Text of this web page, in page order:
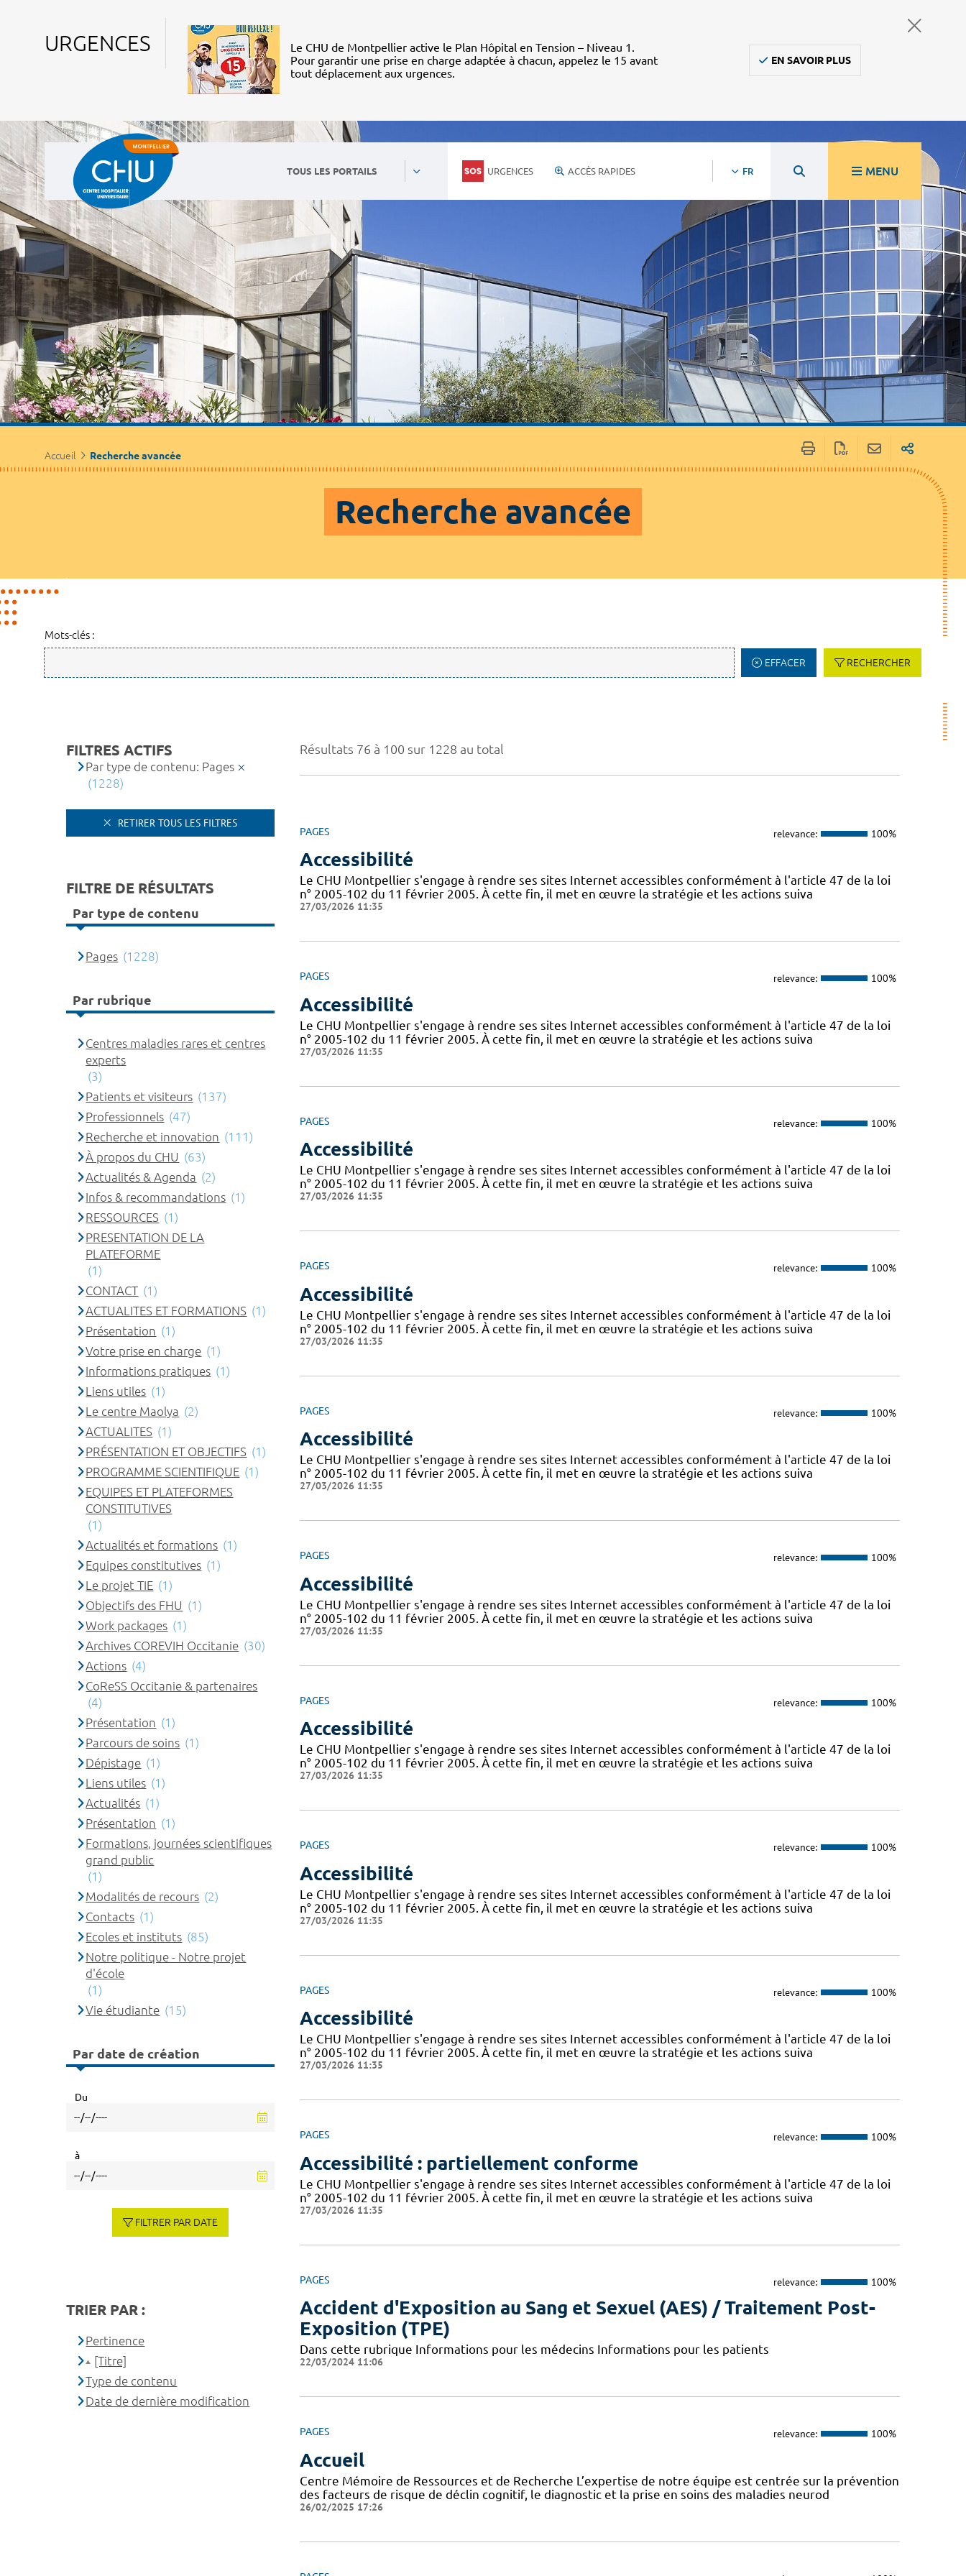
URGENCES
Le CHU de Montpellier active le Plan Hôpital en Tension – Niveau 1.
Pour garantir une prise en charge adaptée à chacun, appelez le 15 avant
tout déplacement aux urgences.
EN SAVOIR PLUS
TOUS LES PORTAILS URGENCES ACCÈS RAPIDES FR MENU
Accueil Recherche avancée
Recherche avancée
Mots-clés :
EFFACER RECHERCHER
Résultats 76 à 100 sur 1228 au total
PAGES relevance: 100%
Accessibilité
Le CHU Montpellier s'engage à rendre ses sites Internet accessibles conformément à l'article 47 de la loi
n° 2005-102 du 11 février 2005. À cette fin, il met en œuvre la stratégie et les actions suiva
27/03/2026 11:35
PAGES relevance: 100%
Accessibilité
Le CHU Montpellier s'engage à rendre ses sites Internet accessibles conformément à l'article 47 de la loi
n° 2005-102 du 11 février 2005. À cette fin, il met en œuvre la stratégie et les actions suiva
27/03/2026 11:35
PAGES relevance: 100%
Accessibilité
Le CHU Montpellier s'engage à rendre ses sites Internet accessibles conformément à l'article 47 de la loi
n° 2005-102 du 11 février 2005. À cette fin, il met en œuvre la stratégie et les actions suiva
27/03/2026 11:35
PAGES relevance: 100%
Accessibilité
Le CHU Montpellier s'engage à rendre ses sites Internet accessibles conformément à l'article 47 de la loi
n° 2005-102 du 11 février 2005. À cette fin, il met en œuvre la stratégie et les actions suiva
27/03/2026 11:35
PAGES relevance: 100%
Accessibilité
Le CHU Montpellier s'engage à rendre ses sites Internet accessibles conformément à l'article 47 de la loi
n° 2005-102 du 11 février 2005. À cette fin, il met en œuvre la stratégie et les actions suiva
27/03/2026 11:35
PAGES relevance: 100%
Accessibilité
Le CHU Montpellier s'engage à rendre ses sites Internet accessibles conformément à l'article 47 de la loi
n° 2005-102 du 11 février 2005. À cette fin, il met en œuvre la stratégie et les actions suiva
27/03/2026 11:35
PAGES relevance: 100%
Accessibilité
Le CHU Montpellier s'engage à rendre ses sites Internet accessibles conformément à l'article 47 de la loi
n° 2005-102 du 11 février 2005. À cette fin, il met en œuvre la stratégie et les actions suiva
27/03/2026 11:35
PAGES relevance: 100%
Accessibilité
Le CHU Montpellier s'engage à rendre ses sites Internet accessibles conformément à l'article 47 de la loi
n° 2005-102 du 11 février 2005. À cette fin, il met en œuvre la stratégie et les actions suiva
27/03/2026 11:35
PAGES relevance: 100%
Accessibilité
Le CHU Montpellier s'engage à rendre ses sites Internet accessibles conformément à l'article 47 de la loi
n° 2005-102 du 11 février 2005. À cette fin, il met en œuvre la stratégie et les actions suiva
27/03/2026 11:35
PAGES relevance: 100%
Accessibilité : partiellement conforme
Le CHU Montpellier s'engage à rendre ses sites Internet accessibles conformément à l'article 47 de la loi
n° 2005-102 du 11 février 2005. À cette fin, il met en œuvre la stratégie et les actions suiva
27/03/2026 11:35
PAGES relevance: 100%
Accident d'Exposition au Sang et Sexuel (AES) / Traitement Post-
Exposition (TPE)
Dans cette rubrique Informations pour les médecins Informations pour les patients
22/03/2024 11:06
PAGES relevance: 100%
Accueil
Centre Mémoire de Ressources et de Recherche L’expertise de notre équipe est centrée sur la prévention
des facteurs de risque de déclin cognitif, le diagnostic et la prise en soins des maladies neurod
26/02/2025 17:26
FILTRES ACTIFS
Par type de contenu: Pages
(1228)
RETIRER TOUS LES FILTRES
FILTRE DE RÉSULTATS
Par type de contenu
Pages (1228)
Par rubrique
Centres maladies rares et centres
experts
(3)
Patients et visiteurs (137)
Professionnels (47)
Recherche et innovation (111)
À propos du CHU (63)
Actualités & Agenda (2)
Infos & recommandations (1)
RESSOURCES (1)
PRESENTATION DE LA
PLATEFORME
(1)
CONTACT (1)
ACTUALITES ET FORMATIONS (1)
Présentation (1)
Votre prise en charge (1)
Informations pratiques (1)
Liens utiles (1)
Le centre Maolya (2)
ACTUALITES (1)
PRÉSENTATION ET OBJECTIFS (1)
PROGRAMME SCIENTIFIQUE (1)
EQUIPES ET PLATEFORMES
CONSTITUTIVES
(1)
Actualités et formations (1)
Equipes constitutives (1)
Le projet TIE (1)
Objectifs des FHU (1)
Work packages (1)
Archives COREVIH Occitanie (30)
Actions (4)
CoReSS Occitanie & partenaires
(4)
Présentation (1)
Parcours de soins (1)
Dépistage (1)
Liens utiles (1)
Actualités (1)
Présentation (1)
Formations, journées scientifiques
grand public
(1)
Modalités de recours (2)
Contacts (1)
Ecoles et instituts (85)
Notre politique - Notre projet
d'école
(1)
Vie étudiante (15)
Par date de création
Du
à
FILTRER PAR DATE
TRIER PAR :
Pertinence
[Titre]
Type de contenu
Date de dernière modification